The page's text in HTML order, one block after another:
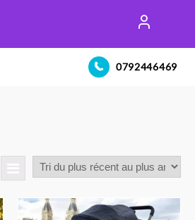
0792446469